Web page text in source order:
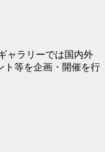
ャラリーでは国内外
ト等を企画・開催を行